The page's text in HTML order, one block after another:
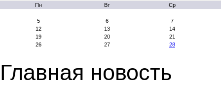
Пн Вт Ср
5 6
7
12
13
14
19
20
21
26
27 28
Главная новость